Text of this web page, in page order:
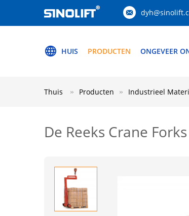
HUIS PRODUCTEN ONGEVEER
Thuis Producten Industrieel
De Reeks Crane